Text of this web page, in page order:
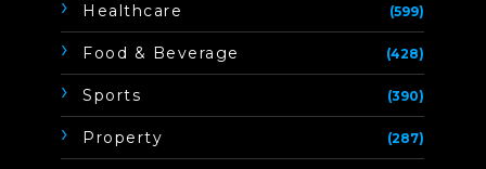
Healthcare (599)
Food & Beverage (428)
Sports (390)
Property (287)